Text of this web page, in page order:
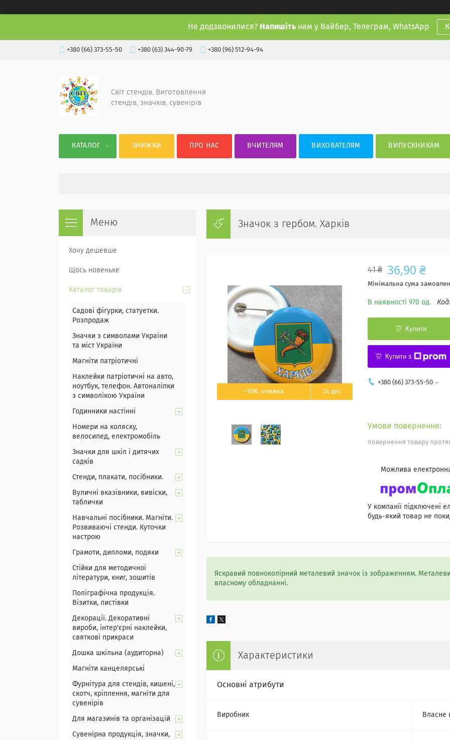
Не додзвонилися? Напишіть нам у Вайбер, Телеграм, WhatsApp
+380 (66) 373-55-50 +380 (63) 344-90-79 +380 (96) 512-94-94
Світ стендів. Виготовлення
стендів, значків, сувенірів
КАТАЛОГ ЗНИЖКИ ПРО НАС ВЧИТЕЛЯМ ВИХОВАТЕЛЯМ ВИПУСКНИКАМ
Значок з гербом. Харків
–10% 24 дні
41 ₴ 36,90 ₴
Мінімальна сума
В наявності 970 од. Код:
Купити
Купити з
+380 (66) 373-55-50
повернення товару
У компанії підключені
будь-який товар не
Яскравий повноколірний металевий значок із зображенням.
власному обладнанні.
Характеристики
Основні атрибути
Виробник Власне
Хочу дешевше
Щось новеньке
Каталог товарів
Садові фігурки, статуетки.
Розпродаж
Значки з символами України
та міст України
Магніти патріотичні
Наклейки патріотичні на авто,
ноутбук, телефон. Автоналіпки
з символікою України
Годинники настінні
Номери на коляску,
велосипед, електромобіль
Значки для шкіл і дитячих
садків
Стенди, плакати, посібники.
Вуличні вказівники, вивіски,
таблички
Навчальні посібники. Магніти.
Розвиваючі стенди. Куточки
настрою
Грамоти, дипломи, подяки
Стійки для методичної
літератури, книг, зошитів
Поліграфічна продукція.
Візитки, листівки
Декорації. Декоративні
вироби, інтер'єрні наклейки,
святкові прикраси
Дошка шкільна (аудиторна)
Магніти канцелярські
Фурнітура для стендів, кишені,
скотч, кріплення, магніти для
сувенірів
Для магазинів та організацій
Сувенірна продукція, значки,